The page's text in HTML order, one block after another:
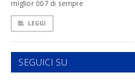
miglior 007 di sempre
LEGGI
SEGUICI SU